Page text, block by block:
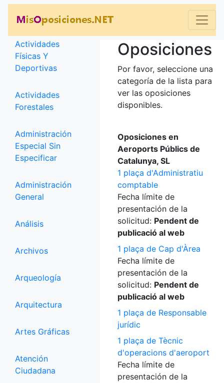
Categorías
Actividades
Físicas Y
Deportivas
Actividades
Forestales
Administración
Especial Sin
Especificar
Administración
General
Análisis
Archivos
Arqueología
Arquitectura
Artes Gráficas
Atención
Ciudadana
Oposiciones
Por favor, seleccione una
categoría de la lista para
ver las oposiciones
disponibles.
Oposiciones en
Aeroports Públics de
Catalunya, SL
1 plaça d'Administratiu
comptable
Fecha límite de
presentación de la
solicitud: Pendent de
publicació al web
1 plaça de Cap d'Àrea
Fecha límite de
presentación de la
solicitud: Pendent de
publicació al web
1 plaça de Responsable
jurídic
1 plaça de Tècnic
d'operacions d'aeroport
Fecha límite de
presentación de la